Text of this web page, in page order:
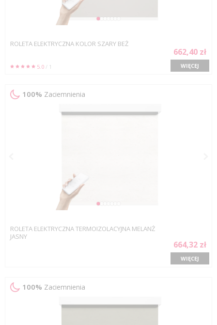
ROLETA ELEKTRYCZNA KOLOR SZARY BEŻ
5.0 / 1
662,40 zł
WIĘCEJ
100% Zaciemnienia
ROLETA ELEKTRYCZNA TERMOIZOLACYJNA MELANŻ
JASNY
664,32 zł
WIĘCEJ
100% Zaciemnienia